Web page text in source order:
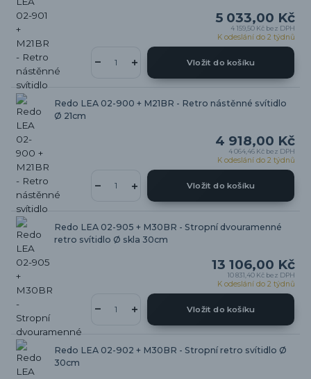
5 033,00 Kč
4 159,50 Kč bez DPH
K odeslání do 2 týdnů
Vložit do košíku
Redo LEA 02-900 + M21BR - Retro nástěnné svítidlo
Ø 21cm
4 918,00 Kč
4 064,46 Kč bez DPH
K odeslání do 2 týdnů
Vložit do košíku
Redo LEA 02-905 + M30BR - Stropní dvouramenné
retro svítidlo Ø skla 30cm
13 106,00 Kč
10 831,40 Kč bez DPH
K odeslání do 2 týdnů
Vložit do košíku
Redo LEA 02-902 + M30BR - Stropní retro svítidlo Ø
30cm